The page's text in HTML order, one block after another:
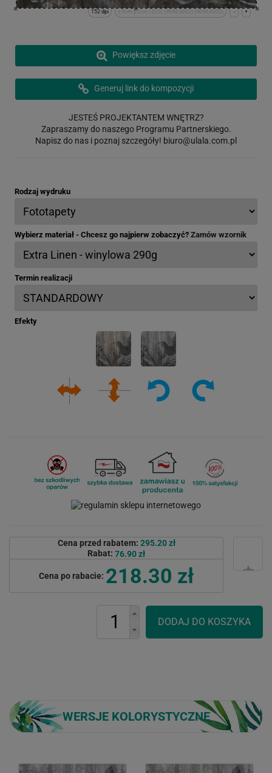
+
-
x:0cm y:0cm | (0,0) (9048,6032) (9048,6032)
152 dpi
Powiększ zdjęcie
Generuj link do kompozycji
JESTEŚ PROJEKTANTEM WNĘTRZ?
Zapraszamy do naszego Programu Partnerskiego.
Napisz do nas i poznaj szczegóły! biuro@ulala.com.pl
Rodzaj wydruku
Wybierz materiał - Chcesz go najpierw zobaczyć? Zamów wzornik
Termin realizacji
Efekty
Cena przed rabatem: 295.20 zł
Rabat: 76.90 zł
Cena po rabacie: 218.30 zł
WERSJE KOLORYSTYCZNE